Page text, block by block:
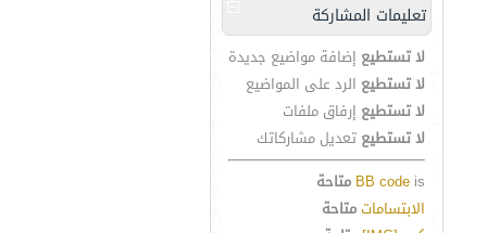
تعليمات المشاركة
لا تستطيع إضافة مواضيع جديدة
لا تستطيع الرد على المواضيع
لا تستطيع إرفاق ملفات
لا تستطيع تعديل مشاركاتك
BB code is
متاحة
الابتساماتمتاحة